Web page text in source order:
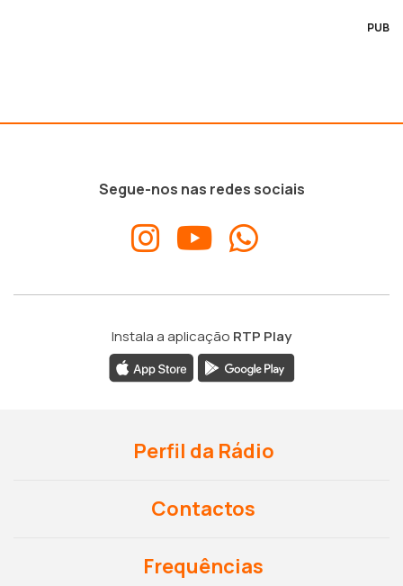
PUB
Segue-nos nas redes sociais
Instala a aplicação RTP Play
Perfil da Rádio
Contactos
Frequências